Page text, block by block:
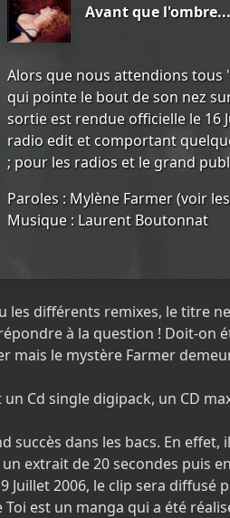
Avant que l'ombre...
Alors que nous attendions tous
qui pointe le bout de son nez
sortie est rendue officielle le 16
radio edit et comportant
; pour les radios et le grand
Paroles : Mylène Farmer (voir
Musique : Laurent Boutonnat
les différents remixes, le titre
à la question ! Doit-
mais le mystère Farmer
Cd single digipack, un CD
succès dans les bacs. En
un extrait de 20 secondes
Juillet 2006, le clip sera
est un manga qui a été